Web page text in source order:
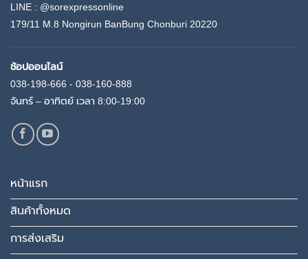
LINE : @sorexpressonline
179/11 M.8 Nongirun BanBung Chonburi 20220
ช้อปออนไลน์
038-198-666 - 038-160-888
จันทร์ – อาทิตย์ เวลา 8:00-19:00
หน้าแรก
สินค้าทั้งหมด
การส่งเสริม